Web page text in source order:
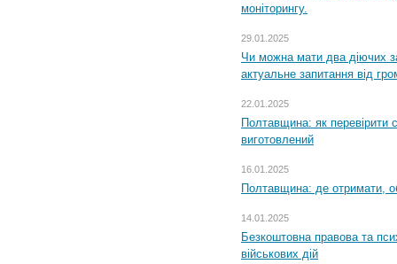
моніторингу.
29.01.2025
Чи можна мати два діючих
актуальне запитання від
22.01.2025
Полтавщина: як перевірити
виготовлений
16.01.2025
Полтавщина: де отримати,
14.01.2025
Безкоштовна правова та
військових дій